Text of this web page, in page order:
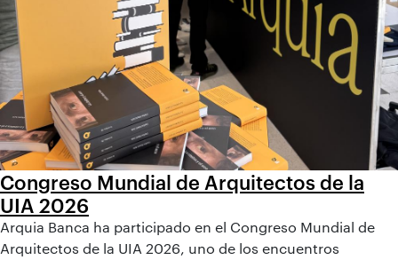
Congreso Mundial de Arquitectos de la
UIA 2026
Arquia Banca ha participado en el Congreso Mundial de
Arquitectos de la UIA 2026, uno de los encuentros